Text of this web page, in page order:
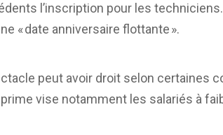
l’inscription pour les
« date anniversaire flottante ».
peut avoir droit selon certaines
vise notamment les salariés à